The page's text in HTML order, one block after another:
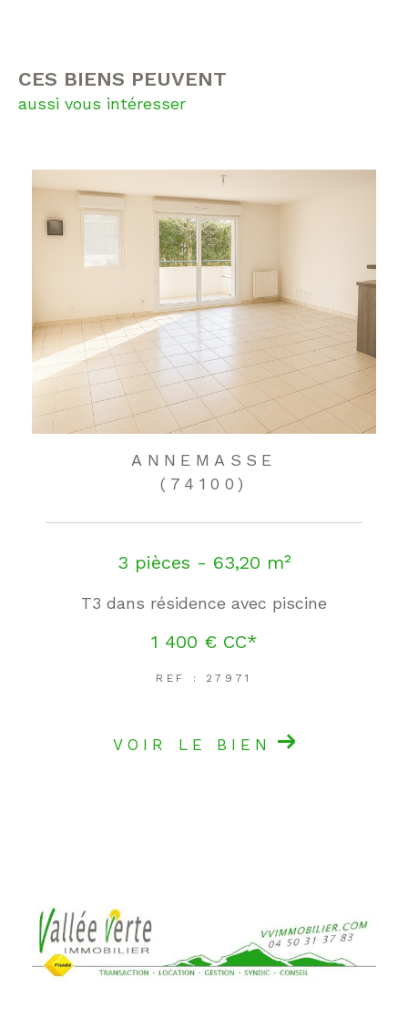
CES BIENS PEUVENT
aussi vous intéresser
ANNEMASSE
(74100)
3 pièces - 63,20 m²
T3 dans résidence avec piscine
1 400 € CC*
REF : 27971
VOIR LE BIEN